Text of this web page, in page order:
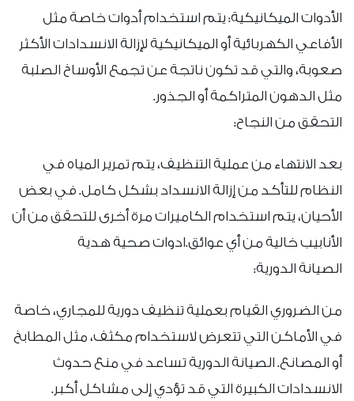
الأدوات الميكانيكية: يتم استخدام أدوات خاصة مثل
الأفاعي الكهربائية أو الميكانيكية لإزالة الانسدادات الأكثر
صعوبة، والتي قد تكون ناتجة عن تجمع الأوساخ الصلبة
مثل الدهون المتراكمة أو الجذور.
التحقق من النجاح:
بعد الانتهاء من عملية التنظيف، يتم تمرير المياه في
النظام للتأكد من إزالة الانسداد بشكل كامل. في بعض
الأحيان، يتم استخدام الكاميرات مرة أخرى للتحقق من أن
الأنابيب خالية من أي عوائق.ادوات صحية هدية
الصيانة الدورية:
من الضروري القيام بعملية تنظيف دورية للمجاري، خاصة
في الأماكن التي تتعرض لاستخدام مكثف، مثل المطابخ
أو المصانع. الصيانة الدورية تساعد في منع حدوث
الانسدادات الكبيرة التي قد تؤدي إلى مشاكل أكبر.